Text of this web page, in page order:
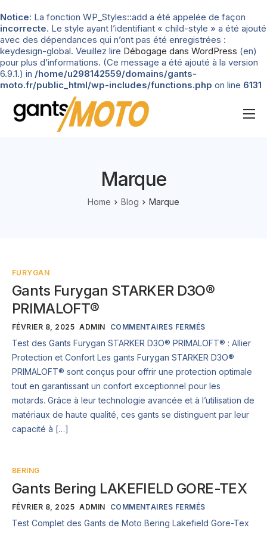
Notice: La fonction WP_Styles::add a été appelée de façon
incorrecte. Le style ayant l’identifiant « child-style » a été ajouté
avec des dépendances qui n’ont pas été enregistrées :
keydesign-global. Veuillez lire Débogage dans WordPress (en)
pour plus d’informations. (Ce message a été ajouté à la version
6.9.1.) in /home/u298142559/domains/gants-
moto.fr/public_html/wp-includes/functions.php on line 6131
Nos tests
Marque
Home Blog Marque
FURYGAN
Gants Furygan STARKER D3O®
PRIMALOFT®
FÉVRIER 8, 2025 ADMIN COMMENTAIRES FERMÉS
Test des Gants Furygan STARKER D3O® PRIMALOFT® : Allier
Protection et Confort Les gants Furygan STARKER D3O®
PRIMALOFT® sont conçus pour offrir une protection optimale
tout en garantissant un confort exceptionnel pour les
motards. Grâce à leur technologie avancée et à l’utilisation de
matériaux de haute qualité, ces gants se distinguent par leur
capacité à […]
BERING
Gants Bering LAKEFIELD GORE-TEX
FÉVRIER 8, 2025 ADMIN COMMENTAIRES FERMÉS
Test Complet des Gants de Moto Bering Lakefield Gore-Tex